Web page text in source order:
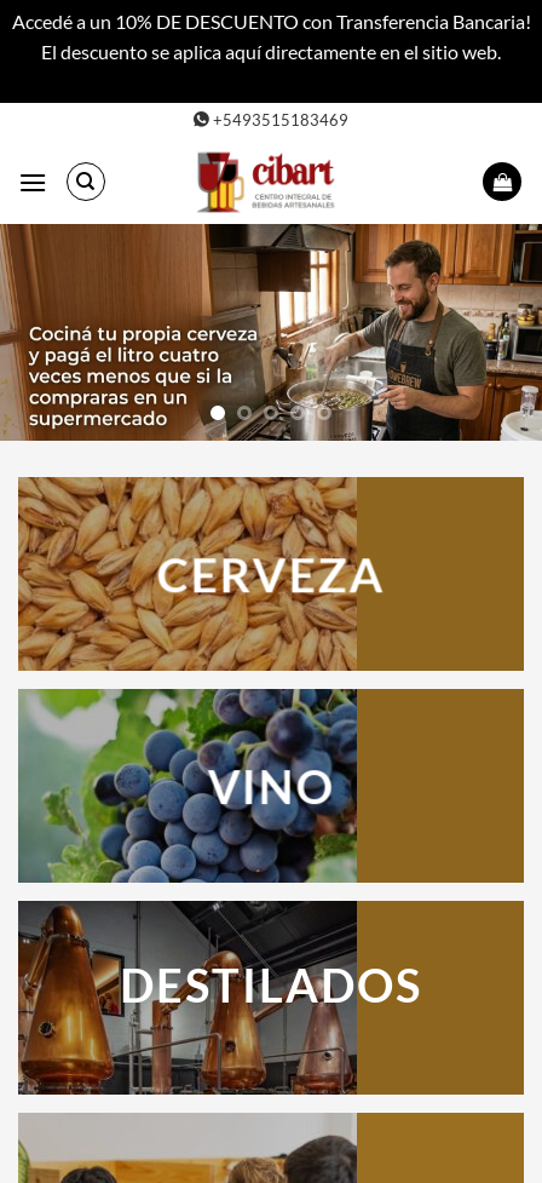
Accedé a un 10% DE DESCUENTO con Transferencia Bancaria!
El descuento se aplica aquí directamente en el sitio web.
contenido
+5493515183469
CERVEZA
VINO
DESTILADOS